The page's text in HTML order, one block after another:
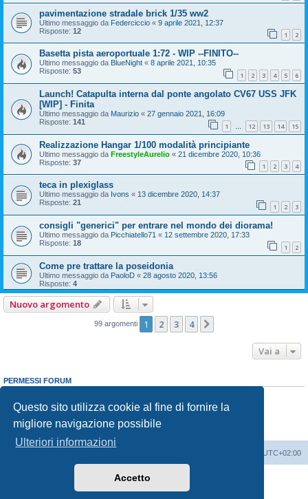
Questo sito utilizza cookie al fine di fornire la
migliore navigazione possibile
Ulteriori informazioni
Accetto
pavimentazione stradale brick 1/35 ww2
Ultimo messaggio da Federciccio « 9 aprile 2021, 12:37
Risposte: 12 1 2
Basetta pista aeroportuale 1:72 - WIP --FINITO--
Ultimo messaggio da BlueNight « 8 aprile 2021, 10:35
Risposte: 53 1 2 3 4 5 6
Launch! Catapulta interna dal ponte angolato CV67 USS JFK
[WIP] - Finita
Ultimo messaggio da Maurizio « 27 gennaio 2021, 16:09
Risposte: 141 1 … 12 13 14 15
Realizzazione Hangar 1/100 modalità principiante
Ultimo messaggio da FreestyleAurelio « 21 dicembre 2020, 10:36
Risposte: 37 1 2 3 4
teca in plexiglass
Ultimo messaggio da Ivons « 13 dicembre 2020, 14:37
Risposte: 21 1 2 3
consigli "generici" per entrare nel mondo dei diorama!
Ultimo messaggio da Picchiatello71 « 12 settembre 2020, 17:33
Risposte: 18 1 2
Come pre trattare la poseidonia
Ultimo messaggio da PaoloD « 28 agosto 2020, 13:56
Risposte: 4
Nuovo argomento
99 argomenti 1 2 3 4
Vai a
PERMESSI FORUM
Non puoirispondere negli argomenti
Non puoimodificare i tuoi messaggi
Non puoicancellare i tuoi messaggi
Non puoi
inviare allegati
UTC+02:00
phpBB® Forum Software © phpBB Limited
phpBB-Italia.it